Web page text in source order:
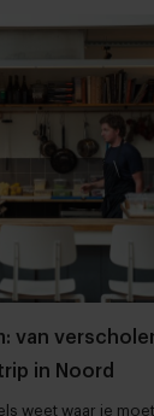
van
in Noord
weet waar je